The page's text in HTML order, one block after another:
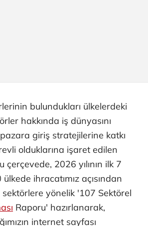
bulundukları ülkelerdeki
hakkında iş dünyasını
giriş stratejilerine katkı
olduklarına işaret edilen
çerçevede, 2026 yılının ilk 7
ihracatımız açısından
yönelik '107 Sektörel
Raporu' hazırlanarak,
internet sayfası